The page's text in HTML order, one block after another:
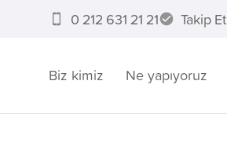
0 212 631 21 21 Takip Et
Biz kimiz Ne yapıyoruz